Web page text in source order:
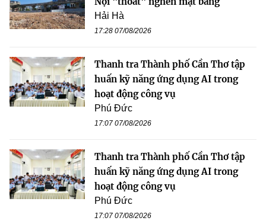
Hải Hà
17:28 07/08/2026
Thanh tra Thành phố Cần Thơ tập
huấn kỹ năng ứng dụng AI trong
hoạt động công vụ
Phú Đức
17:07 07/08/2026
Thanh tra Thành phố Cần Thơ tập
huấn kỹ năng ứng dụng AI trong
hoạt động công vụ
Phú Đức
17:07 07/08/2026